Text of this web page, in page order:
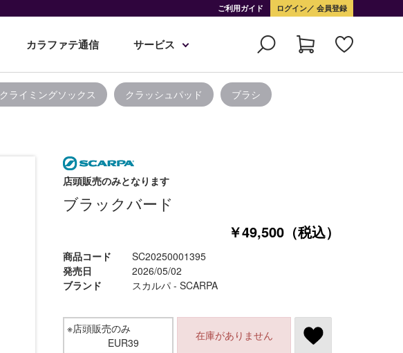
ご利用ガイド ログイン 会員登録
カラファテ通信 サービス
クライミングソックス クラッシュパッド ブラシ
店頭販売のみとなります
ブラックバード
￥49,500（税込）
商品コード
SC20250001395
発売日
2026/05/02
ブランド
スカルパ - SCARPA
※店頭販売のみ
EUR39
在庫がありません